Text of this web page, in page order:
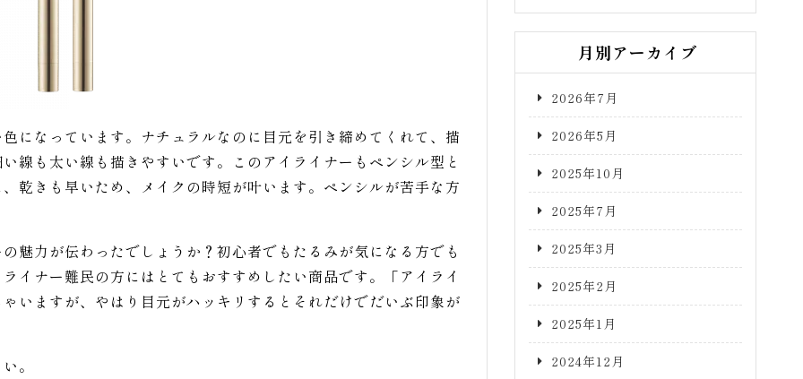
になっています。ナチュラルなのに目元を引き締めてくれて、描
線も太い線も描きやすいです。このアイライナーもペンシル型と
乾きも早いため、メイクの時短が叶います。ペンシルが苦手な方
魅力が伝わったでしょうか？初心者でもたるみが気になる方でも
イナー難民の方にはとてもおすすめしたい商品です。「アイライ
いますが、やはり目元がハッキリするとそれだけでだいぶ印象が
。
月別アーカイブ
2026年7月
2026年5月
2025年10月
2025年7月
2025年3月
2025年2月
2025年1月
2024年12月